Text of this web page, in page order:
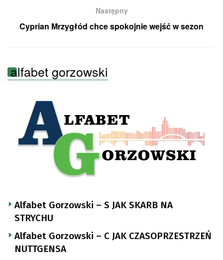
Następny
Cyprian Mrzygłód chce spokojnie wejść w sezon
alfabet gorzowski
Alfabet Gorzowski – S JAK SKARB NA
STRYCHU
Alfabet Gorzowski – C JAK CZASOPRZESTRZEŃ
NUTTGENSA